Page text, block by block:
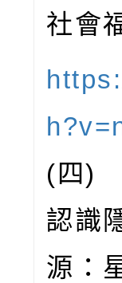
社會
(四)
認識
源：